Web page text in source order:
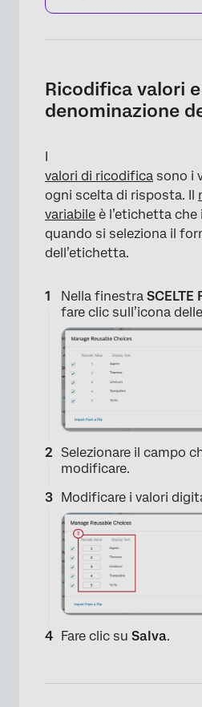
Ricodifica valori e
denominazione
I
valori di ricodifica sono i
ogni scelta di risposta. Il
variabile è l’etichetta
quando si seleziona il
dell’etichetta.
Nella finestra SCELTE
fare clic sull’icona
Selezionare il campo
modificare.
Modificare i valori
Fare clic su Salva.